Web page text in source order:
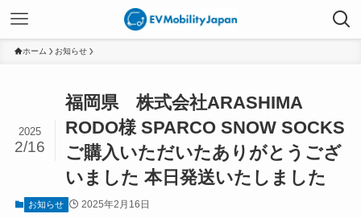
ホーム お知らせ
福岡県 株式会社ARASHIMA
RODO様 SPARCO SNOW SOCKS
ご購入いただいたありがとうござ
いました 本日発送いたしました
2025
2/16
お知らせ 2025年2月16日